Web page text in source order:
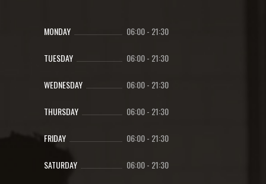
MONDAY 06:00- 21:30
TUESDAY 06:00- 21:30
WEDNESDAY 06:00- 21:30
THURSDAY 06:00- 21:30
FRIDAY 06:00- 21:30
SATURDAY 06:00- 21:30